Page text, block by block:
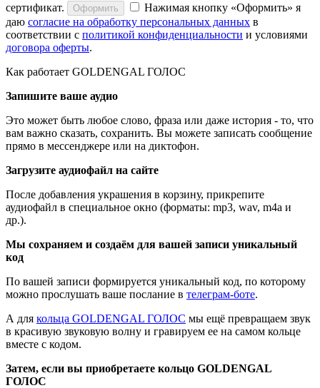
сертификат.
Оформить
Нажимая кнопку «Оформить» я
даю согласие на обработку персональных данных в
соответствии с политикой конфиденциальности и условиями
договора оферты.
Как работает GOLDENGAL ГОЛОС
Запишите ваше аудио
Это может быть любое слово, фраза или даже история - то, что
вам важно сказать, сохранить. Вы можете записать сообщение
прямо в мессенджере или на диктофон.
Загрузите аудиофайл на сайте
После добавления украшения в корзину, прикрепите
аудиофайл в специальное окно (форматы: mp3, wav, m4a и
др.).
Мы сохраняем и создаём для вашей записи уникальный
код
По вашей записи формируется уникальный код, по которому
можно прослушать ваше послание в телеграм-боте.
А для кольца GOLDENGAL ГОЛОС мы ещё превращаем звук
в красивую звуковую волну и гравируем ее на самом кольце
вместе с кодом.
Затем, если вы приобретаете кольцо GOLDENGAL
ГОЛОС